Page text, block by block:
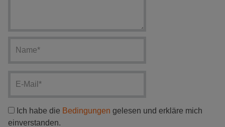
Ich habe die Bedingungen gelesen und erkläre mich
einverstanden.